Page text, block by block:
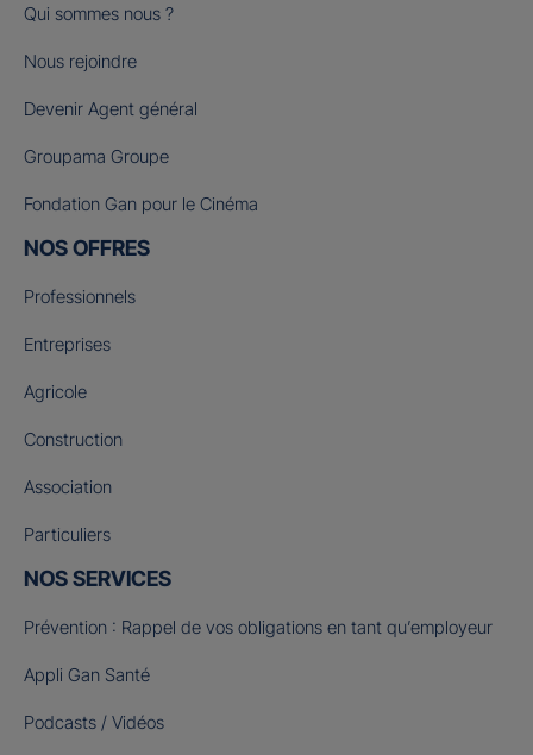
Qui sommes nous ?
Nous rejoindre
Devenir Agent général
Groupama Groupe
Fondation Gan pour le Cinéma
NOS OFFRES
Professionnels
Entreprises
Agricole
Construction
Association
Particuliers
NOS SERVICES
Prévention : Rappel de vos obligations en tant qu’employeur
Appli Gan Santé
Podcasts / Vidéos